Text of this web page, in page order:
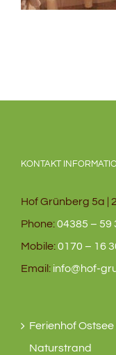
KONTAKT
Hof Grünberg 5a |
Phone:04385 – 59
Mobile:0170 – 16
Email: info@hof-
Ferienhof
Naturstrand